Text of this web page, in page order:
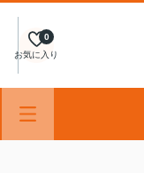
お気に入り
0